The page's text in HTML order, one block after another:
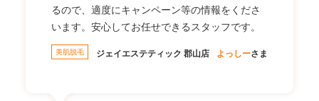
るので、適度にキャンペーン等の情報をくださ
います。安心してお任せできるスタッフです。
美肌脱毛 ジェイエステティック 郡山店 よっしーさま